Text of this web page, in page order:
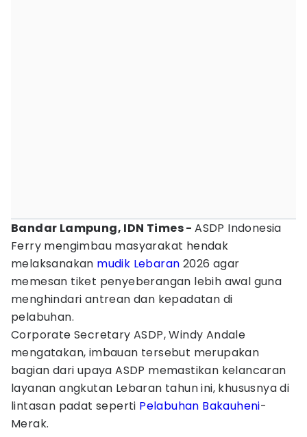
Bandar Lampung, IDN Times -ASDP Indonesia
Ferry mengimbau masyarakat hendak
melaksanakan mudik Lebaran 2026 agar
memesan tiket penyeberangan lebih awal guna
menghindari antrean dan kepadatan di
pelabuhan.
Corporate Secretary ASDP, Windy Andale
mengatakan, imbauan tersebut merupakan
bagian dari upaya ASDP memastikan kelancaran
layanan angkutan Lebaran tahun ini, khususnya di
lintasan padat seperti Pelabuhan Bakauheni-
Merak.